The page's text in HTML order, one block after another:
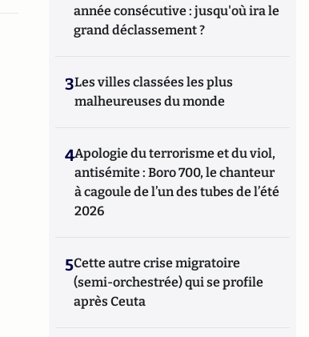
année consécutive : jusqu'où ira le
grand déclassement ?
3Les villes classées les plus
malheureuses du monde
4Apologie du terrorisme et du viol,
antisémite : Boro 700, le chanteur
à cagoule de l’un des tubes de l’été
2026
5Cette autre crise migratoire
(semi-orchestrée) qui se profile
après Ceuta